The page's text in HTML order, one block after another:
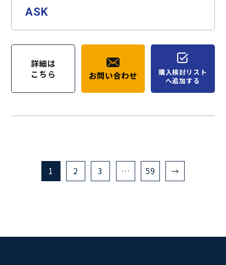
ASK
詳細は
こちら
お問い合わせ
購入検討リスト
へ追加する
1 2 3 … 59 →